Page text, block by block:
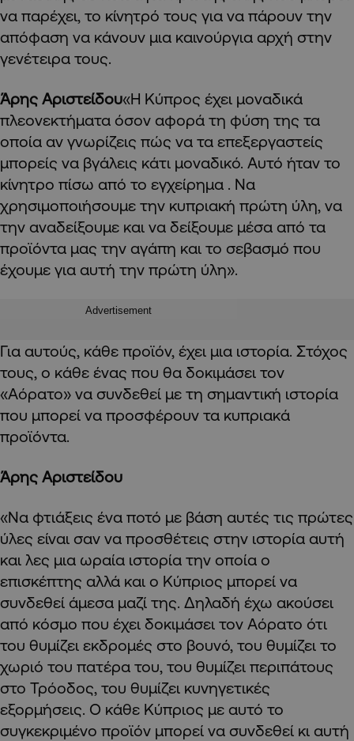
να παρέχει, το κίνητρό τους για να πάρουν την
απόφαση να κάνουν μια καινούργια αρχή στην
γενέτειρα τους.
Άρης Αριστείδου«Η Κύπρος έχει μοναδικά
πλεονεκτήματα όσον αφορά τη φύση της τα
οποία αν γνωρίζεις πώς να τα επεξεργαστείς
μπορείς να βγάλεις κάτι μοναδικό. Αυτό ήταν το
κίνητρο πίσω από το εγχείρημα . Να
χρησιμοποιήσουμε την κυπριακή πρώτη ύλη, να
την αναδείξουμε και να δείξουμε μέσα από τα
προϊόντα μας την αγάπη και το σεβασμό που
έχουμε για αυτή την πρώτη ύλη».
Advertisement
Για αυτούς, κάθε προϊόν, έχει μια ιστορία. Στόχος
τους, ο κάθε ένας που θα δοκιμάσει τον
«Αόρατο» να συνδεθεί με τη σημαντική ιστορία
που μπορεί να προσφέρουν τα κυπριακά
προϊόντα.
Άρης Αριστείδου
«Να φτιάξεις ένα ποτό με βάση αυτές τις πρώτες
ύλες είναι σαν να προσθέτεις στην ιστορία αυτή
και λες μια ωραία ιστορία την οποία ο
επισκέπτης αλλά και ο Κύπριος μπορεί να
συνδεθεί άμεσα μαζί της. Δηλαδή έχω ακούσει
από κόσμο που έχει δοκιμάσει τον Αόρατο ότι
του θυμίζει εκδρομές στο βουνό, του θυμίζει το
χωριό του πατέρα του, του θυμίζει περιπάτους
στο Τρόοδος, του θυμίζει κυνηγετικές
εξορμήσεις. Ο κάθε Κύπριος με αυτό το
συγκεκριμένο προϊόν μπορεί να συνδεθεί κι αυτή